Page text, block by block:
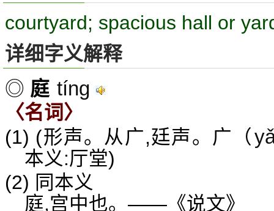
courtyard; spacious hall or
详细字义解释
◎ 庭 tíng
〈名词〉
(1) (形声。从广,廷声。广（
本义:厅堂)
(2) 同本义
庭,宫中也。——《说文》